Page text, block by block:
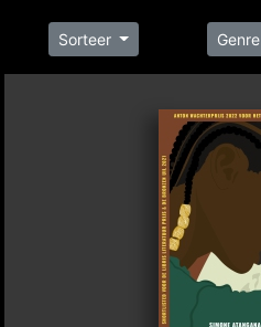
Sorteer Genre